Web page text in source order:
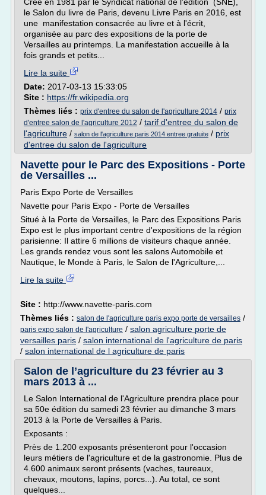
le Salon du livre de Paris, devenu Livre Paris en 2016, est
une manifestation consacrée au livre et à l'écrit,
organisée au parc des expositions de la porte de
Versailles au printemps. La manifestation accueille à la
fois grands et petits...
Lire la suite
Date: 2017-03-13 15:33:05
Site : https://fr.wikipedia.org
Thèmes liés : prix d'entree du salon de l'agriculture 2014 / prix
d'entree salon de l'agriculture 2012 / tarif d'entree du salon de
l'agriculture / salon de l'agriculture paris 2014 entree gratuite / prix
d'entree du salon de l'agriculture
Navette pour le Parc des Expositions - Porte
de Versailles ...
Paris Expo Porte de Versailles
Navette pour Paris Expo - Porte de Versailles
Situé à la Porte de Versailles, le Parc des Expositions Paris
Expo est le plus important centre d'expositions de la région
parisienne: Il attire 6 millions de visiteurs chaque année.
Les grands rendez vous sont les salons Automobile et
Nautique, le Monde à Paris, le Salon de l'Agriculture,...
Lire la suite
Site : http://www.navette-paris.com
Thèmes liés : salon de l'agriculture paris expo porte de versailles /
paris expo salon de l'agriculture / salon agriculture porte de
versailles paris / salon international de l'agriculture de paris
/ salon international de l agriculture de paris
Salon de l’agriculture du 23 février au 3
mars 2013 à ...
Le Salon International de l'Agriculture prendra place pour
sa 50e édition du samedi 23 février au dimanche 3 mars
2013 à la Porte de Versailles à Paris.
Exposants :
Près de 1.200 exposants présenteront pour l'occasion
leurs métiers de l'agriculture et de la gastronomie. Plus de
4.600 animaux seront présents (vaches, taureaux,
chevaux, moutons, lapins, porcs...). Au total, ce sont
quelques...